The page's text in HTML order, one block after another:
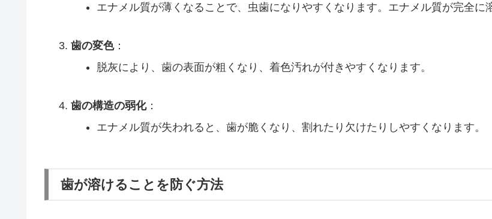
エナメル質が薄くなることで、虫歯になりやすくなります。エナメル質が完全に
歯の変色：
脱灰により、歯の表面が粗くなり、着色汚れが付きやすくなります。
歯の構造の弱化：
エナメル質が失われると、歯が脆くなり、割れたり欠けたりしやすくなります。
歯が溶けることを防ぐ方法